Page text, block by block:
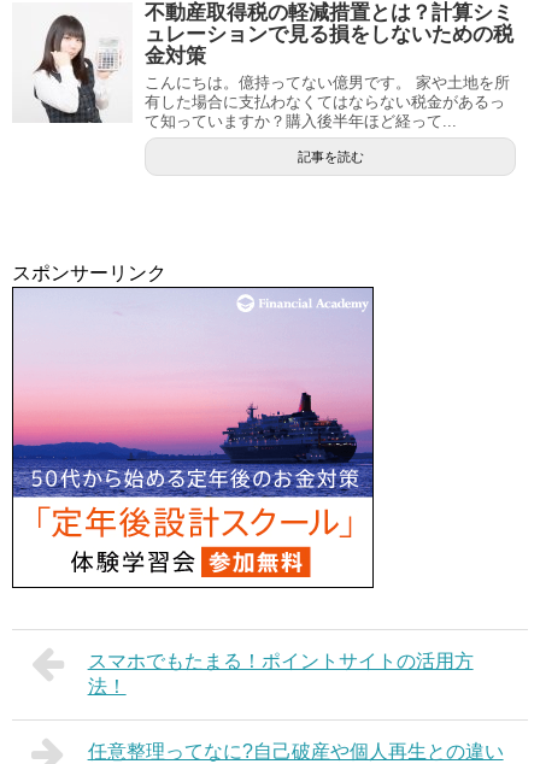
不動産取得税の軽減措置とは？計算シミ
ュレーションで見る損をしないための税
金対策
こんにちは。億持ってない億男です。 家や土地を所
有した場合に支払わなくてはならない税金があるっ
て知っていますか？購入後半年ほど経って...
記事を読む
スポンサーリンク
スマホでもたまる！ポイントサイトの活用方
法！
任意整理ってなに?自己破産や個人再生との違い